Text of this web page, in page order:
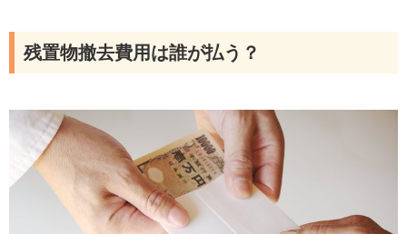
残置物撤去費用は誰が払う？